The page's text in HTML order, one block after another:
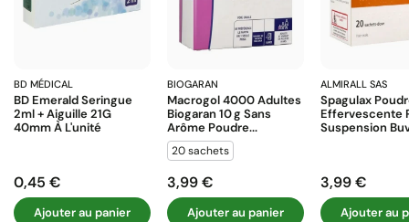
BD MÉDICAL
BD Emerald Seringue
2ml + Aiguille 21G
40mm À L'unité
Prix
0,45 €
Ajouter au panier
BIOGARAN
Macrogol 4000 Adultes
Biogaran 10 G Sans
Arôme Poudre...
20 sachets
Prix
3,99 €
Ajouter au panier
ALMIRALL SAS
Spagulax
Effervescente
Suspension
Prix
3,99 €
Ajouter au